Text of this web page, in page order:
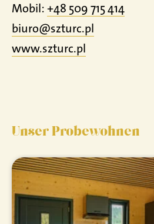
Mobil:+48 509 715 414
biuro@szturc.pl
www.szturc.pl
Unser Probewohnen